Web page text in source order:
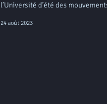
l’Université d’été des
24 août 2023